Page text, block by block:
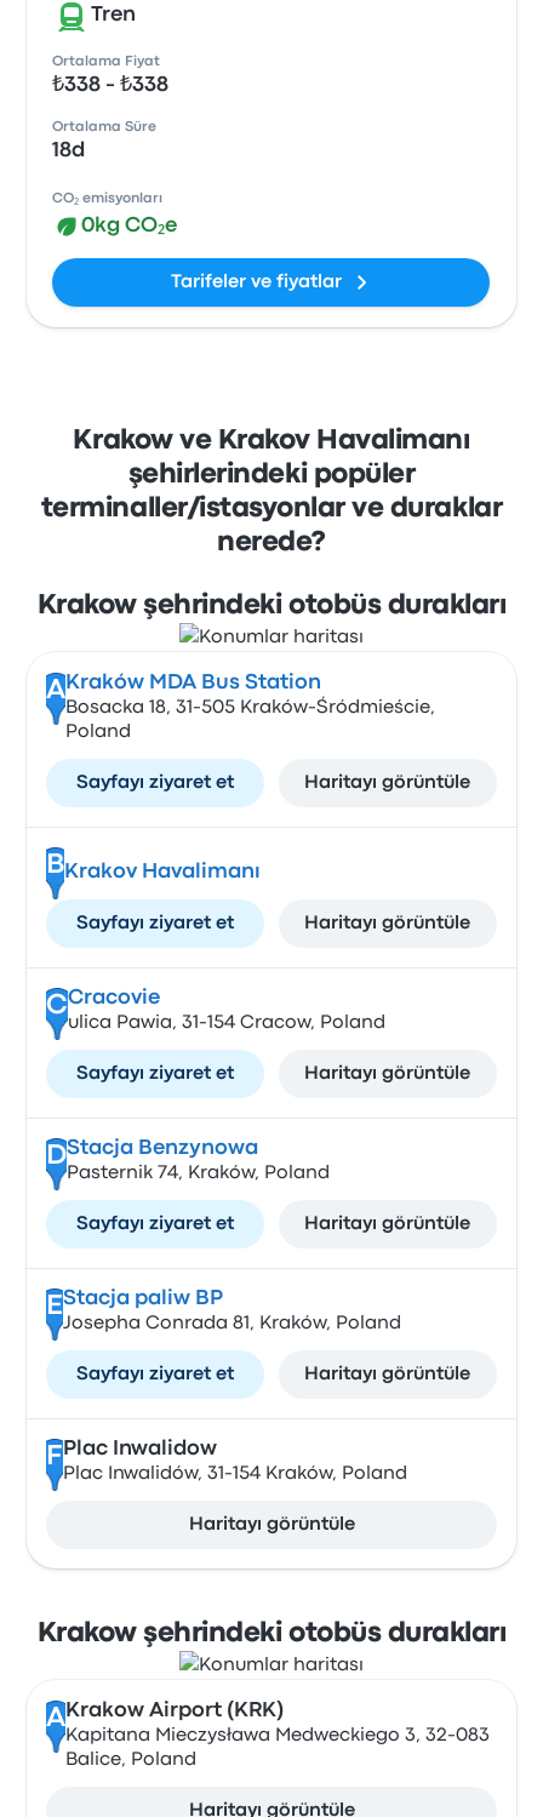
Tren
Ortalama Fiyat
₺338 - ₺338
Ortalama Süre
18d
CO₂ emisyonları
0kg CO₂e
Tarifeler ve fiyatlar
Krakow ve Krakov Havalimanı
şehirlerindeki popüler
terminaller/istasyonlar ve duraklar
nerede?
Krakow şehrindeki otobüs durakları
A Kraków MDA Bus Station
Bosacka 18, 31-505 Kraków-Śródmieście,
Poland
Sayfayı ziyaret et Haritayı görüntüle
BKrakov Havalimanı
Sayfayı ziyaret et Haritayı görüntüle
CCracovie
ulica Pawia, 31-154 Cracow, Poland
Sayfayı ziyaret et Haritayı görüntüle
DStacja Benzynowa
Pasternik 74, Kraków, Poland
Sayfayı ziyaret et Haritayı görüntüle
EStacja paliw BP
Josepha Conrada 81, Kraków, Poland
Sayfayı ziyaret et Haritayı görüntüle
F Plac Inwalidow
Plac Inwalidów, 31-154 Kraków, Poland
Haritayı görüntüle
Krakow şehrindeki otobüs durakları
A Krakow Airport (KRK)
Kapitana Mieczysława Medweckiego 3, 32-083
Balice, Poland
Haritayı görüntüle